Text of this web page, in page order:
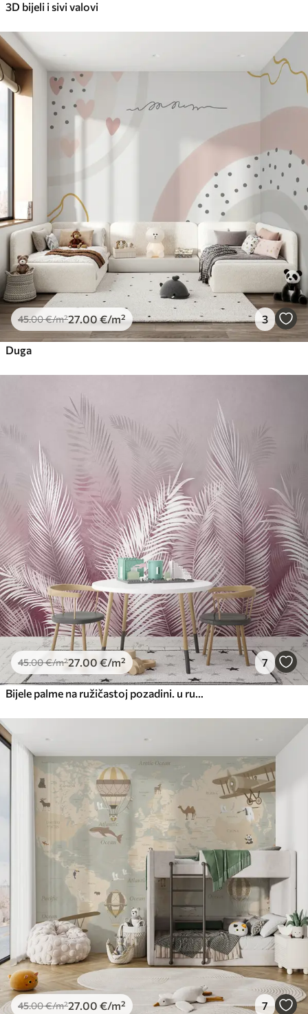
3D bijeli i sivi valovi
45.00€/m²27.00 €/m² 3
Duga
45.00€/m²27 .00 €/m² 7
45.00€/m²27 .00 €/m² 7